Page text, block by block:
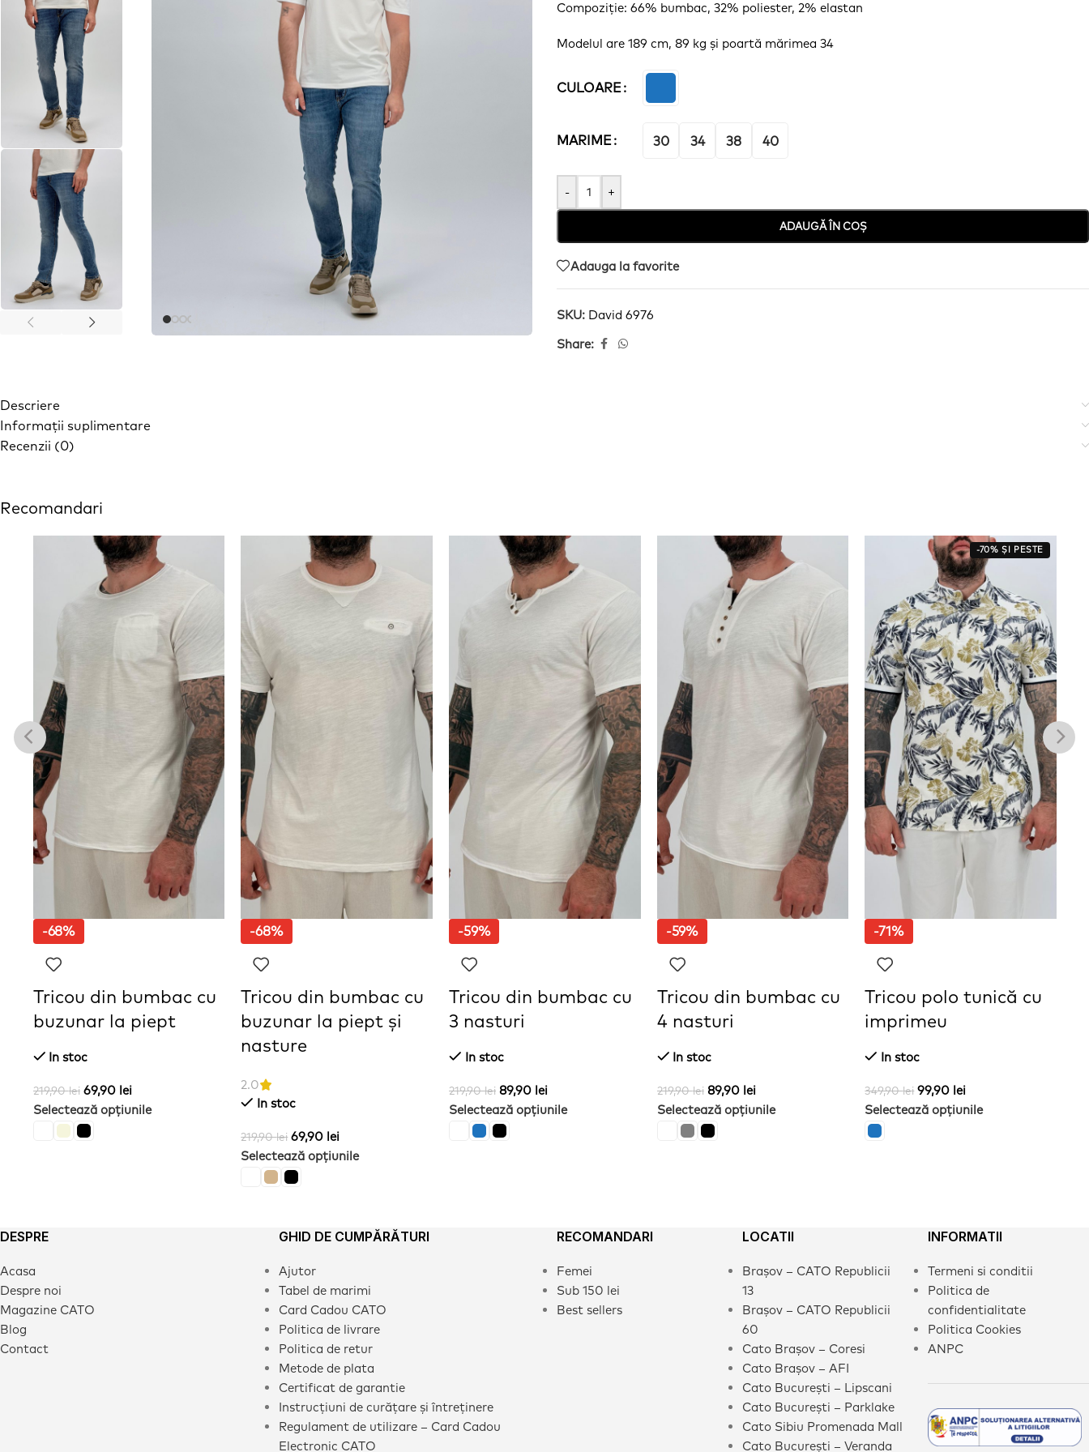
Compoziție: 66% bumbac, 32% poliester, 2% elastan
Modelul are 189 cm, 89 kg și poartă mărimea 34
CULOARE
MARIME 30 34 38 40
- +
ADAUGĂ ÎN COȘ
Adauga la favorite
SKU: David 6976
Share:
Descriere
Informații suplimentare
Recenzii (0)
Recomandari
-68%
Tricou din bumbac cu
buzunar la piept
In stoc
219,90lei 69,90 lei
Selectează opțiunile
-68%
Tricou din bumbac cu
buzunar la piept și
nasture
2.0
In stoc
219,90lei 69,90 lei
Selectează opțiunile
-59%
Tricou din bumbac cu
3 nasturi
In stoc
219,90lei 89,90 lei
Selectează opțiunile
-59%
Tricou din bumbac cu
4 nasturi
In stoc
219,90lei 89,90 lei
Selectează opțiunile
-70% ȘI PESTE
-71%
Tricou polo tunică cu
imprimeu
In stoc
349,90lei 99,90 lei
Selectează opțiunile
DESPRE
Acasa
Despre noi
Magazine CATO
Blog
Contact
GHID DE CUMPĂRĂTURI
Ajutor
Tabel de marimi
Card Cadou CATO
Politica de livrare
Politica de retur
Metode de plata
Certificat de garantie
Instrucțiuni de curățare și întreținere
Regulament de utilizare – Card Cadou
Electronic CATO
RECOMANDARI
Femei
Sub 150 lei
Best sellers
LOCATII
Brașov – CATO Republicii
13
Brașov – CATO Republicii
60
Cato Brașov – Coresi
Cato Brașov – AFI
Cato București – Lipscani
Cato București – Parklake
Cato Sibiu Promenada Mall
Cato București – Veranda
INFORMATII
Termeni si conditii
Politica de
confidentialitate
Politica Cookies
ANPC